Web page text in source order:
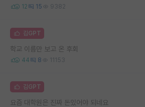
12 15 9382
김GPT
학교 이름만 보고 온 후회
44 8 11153
김GPT
요즘 대학원은 진짜 돈있어야 되네요